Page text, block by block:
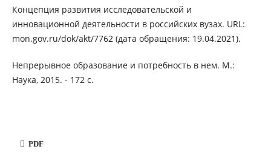
Концепция развития исследовательской и
инновационной деятельности в российских вузах. URL:
mon.gov.ru/dok/akt/7762 (дата обращения: 19.04.2021).
Непрерывное образование и потребность в нем. М.:
Наука, 2015. - 172 с.
PDF